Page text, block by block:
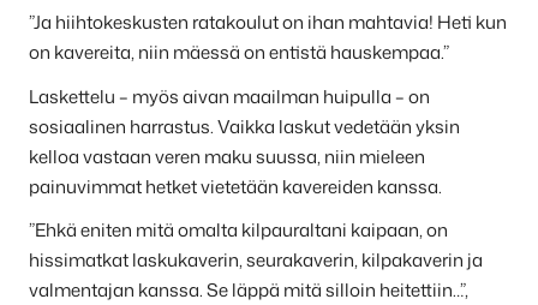
”Ja hiihtokeskusten ratakoulut on ihan mahtavia! Heti kun
on kavereita, niin mäessä on entistä hauskempaa.”
Laskettelu – myös aivan maailman huipulla – on
sosiaalinen harrastus. Vaikka laskut vedetään yksin
kelloa vastaan veren maku suussa, niin mieleen
painuvimmat hetket vietetään kavereiden kanssa.
”Ehkä eniten mitä omalta kilpauraltani kaipaan, on
hissimatkat laskukaverin, seurakaverin, kilpakaverin ja
valmentajan kanssa. Se läppä mitä silloin heitettiin…”,